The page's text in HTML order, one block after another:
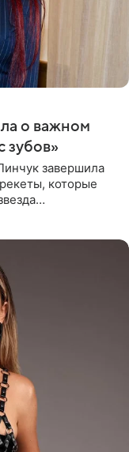
о важном
зубов»
завершила
которые